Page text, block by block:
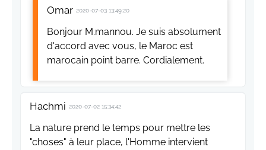
Omar 2020-07-03 13:49:20
Bonjour M.mannou. Je suis absolument
d'accord avec vous, le Maroc est
marocain point barre. Cordialement.
Hachmi 2020-07-02 15:34:42
La nature prend le temps pour mettre les
"choses" à leur place, l'Homme intervient